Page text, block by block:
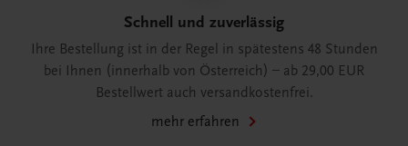
Schnell und zuverlässig
Ihre Bestellung ist in der Regel in spätestens 48 Stunden
bei Ihnen (innerhalb von Österreich) – ab 29,00 EUR
Bestellwert auch versandkostenfrei.
mehr erfahren